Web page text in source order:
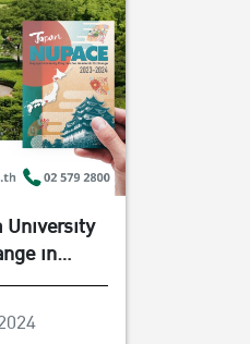
University
in